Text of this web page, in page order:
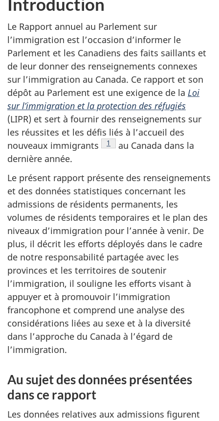
Le Rapport annuel au Parlement sur
l’immigration est l’occasion d’informer le
Parlement et les Canadiens des faits saillants et
de leur donner des renseignements connexes
sur l’immigration au Canada. Ce rapport et son
dépôt au Parlement est une exigence de la Loi
sur l’immigration et la protection des réfugiés
(LIPR) et sert à fournir des renseignements sur
les réussites et les défis liés à l’accueil des
nouveaux immigrants
Note de bas de page
1
au Canada dans la
dernière année.
Le présent rapport présente des renseignements
et des données statistiques concernant les
admissions de résidents permanents, les
volumes de résidents temporaires et le plan des
niveaux d’immigration pour l’année à venir. De
plus, il décrit les efforts déployés dans le cadre
de notre responsabilité partagée avec les
provinces et les territoires de soutenir
l’immigration, il souligne les efforts visant à
appuyer et à promouvoir l’immigration
francophone et comprend une analyse des
considérations liées au sexe et à la diversité
dans l’approche du Canada à l’égard de
l’immigration.
Au sujet des données présentées
dans ce rapport
Les données relatives aux admissions figurent